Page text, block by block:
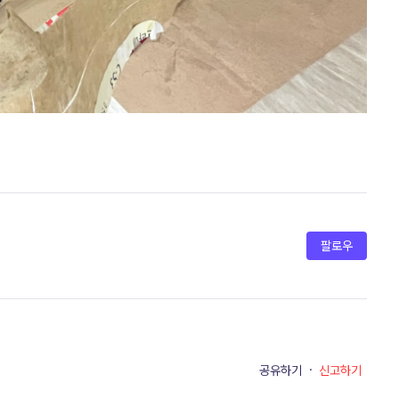
팔로우
공유하기 · 신고하기